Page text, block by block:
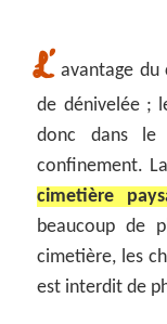
L’ avantage du
de dénivelée ;
donc dans le
confinement.
cimetière
beaucoup de
cimetière, les
est interdit de